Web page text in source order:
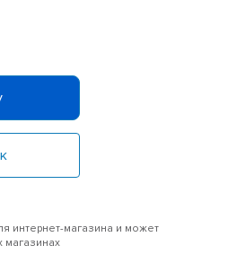
интернет-магазина и может
магазинах